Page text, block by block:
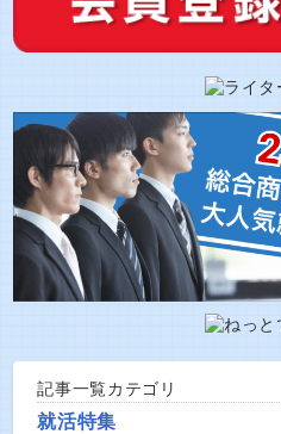
記事一覧カテゴリ
就活特集